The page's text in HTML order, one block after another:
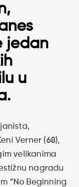
,
jedan
u
Verner (68),
velikanima
nagradu
“No Beginning